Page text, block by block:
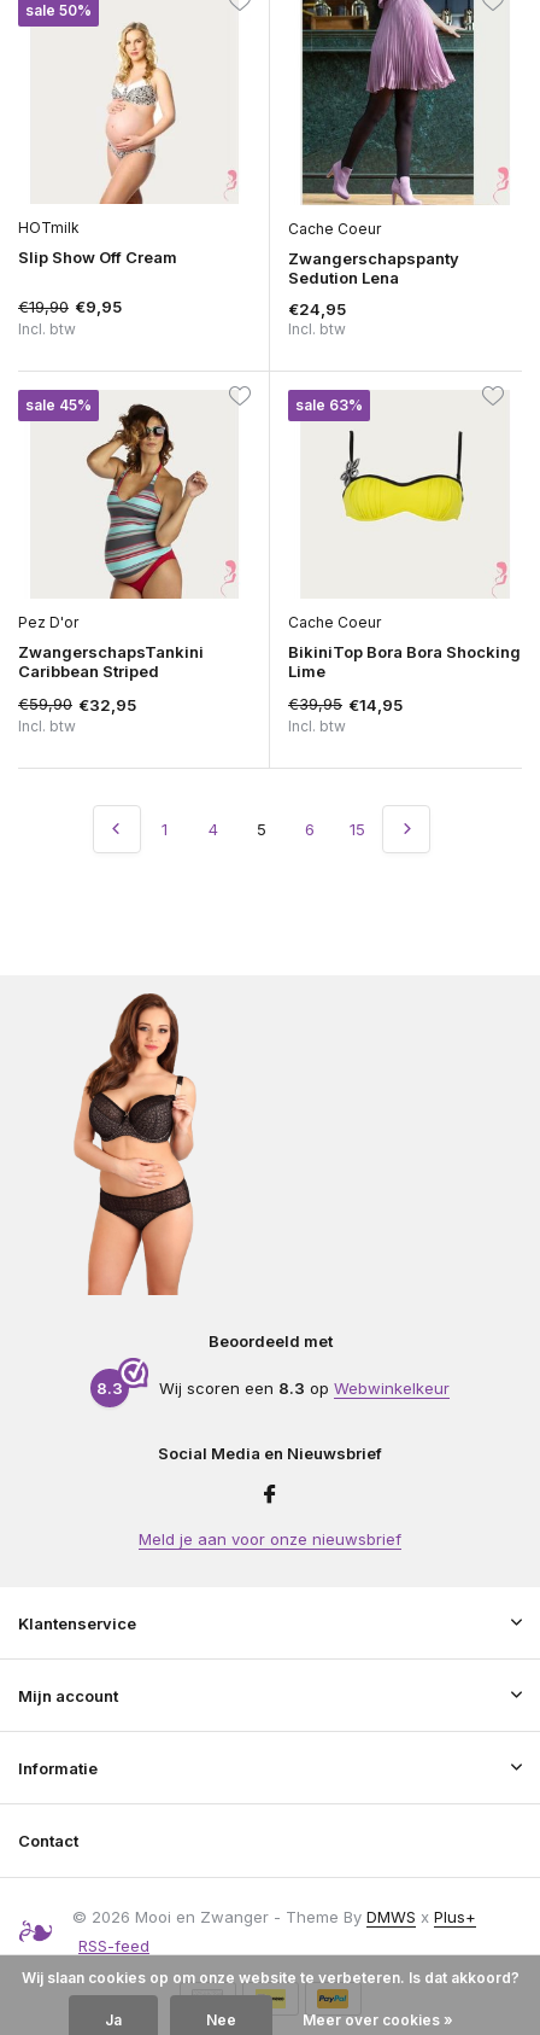
sale 50%
HOTmilk
Slip Show Off Cream
€19,90 €9,95
Incl. btw
Cache Coeur
Zwangerschapspanty
Sedution Lena
€24,95
Incl. btw
sale 45%
Pez D'or
ZwangerschapsTankini
Caribbean Striped
€59,90 €32,95
Incl. btw
sale 63%
Cache Coeur
BikiniTop Bora Bora Shocking
Lime
€39,95 €14,95
Incl. btw
1 4 5 6 15
Beoordeeld met
8.3 Wij scoren een 8.3 op Webwinkelkeur
Social Media en Nieuwsbrief
Meld je aan voor onze nieuwsbrief
Klantenservice
Mijn account
Informatie
Contact
© 2026 Mooi en Zwanger - Theme By DMWS x Plus+
RSS-feed
Wij slaan cookies op om onze website te verbeteren. Is dat akkoord?
Ja Nee Meer over cookies »